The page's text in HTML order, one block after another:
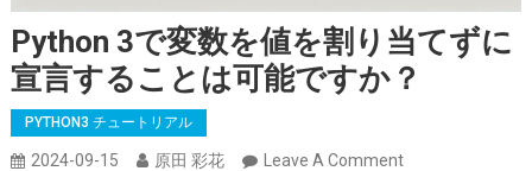
Python 3で変数を値を割り当てずに
宣言することは可能ですか？
PYTHON3 チュートリアル
2024-09-15 原田 彩花 Leave A CommentOn